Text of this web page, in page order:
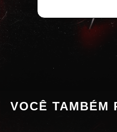
VOCÊ TAMBÉM